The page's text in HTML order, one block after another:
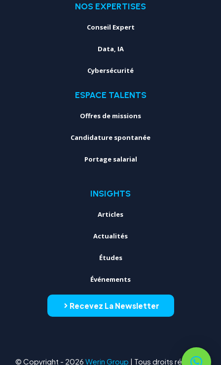
NOS EXPERTISES
Conseil Expert
Data, IA
Cybersécurité
ESPACE TALENTS
Offres de missions
Candidature spontanée
Portage salarial
INSIGHTS
Articles
Actualités
Études
Événements
Recevez La Newsletter
© Copyright - 2026 Werin Group | Tous droits réservés